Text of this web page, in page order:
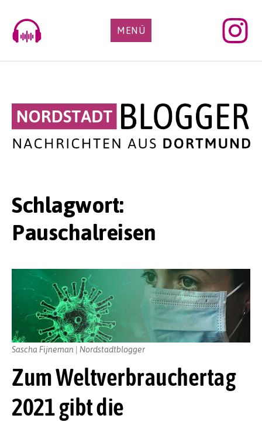
content
MENÜ
Schlagwort:
Pauschalreisen
Zum Weltverbrauchertag
2021 gibt die
Sascha Fijneman | Nordstadtblogger